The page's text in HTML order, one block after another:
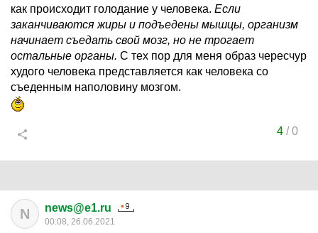
как происходит голодание у человека. Если
заканчиваются жиры и подъедены мышцы, организм
начинает съедать свой мозг, но не трогает
остальные органы. С тех пор для меня образ чересчур
худого человека представляется как человека со
съеденным наполовину мозгом.
4/0
N news@e1.ru
00:08, 26.06.2021